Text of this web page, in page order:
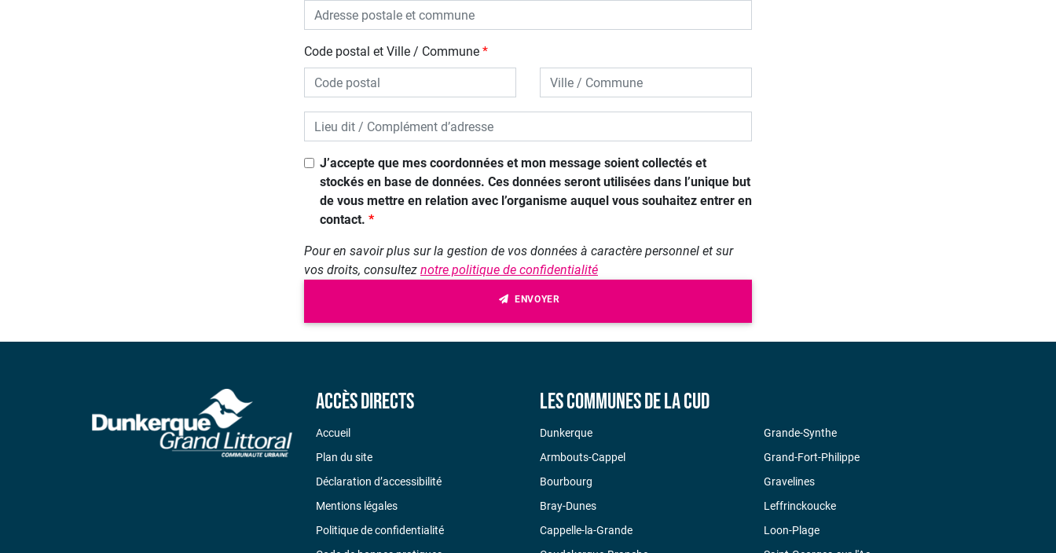
Code postal et Ville / Commune
J’accepte que mes coordonnées et mon message soient collectés et
stockés en base de données. Ces données seront utilisées dans l’unique but
de vous mettre en relation avec l’organisme auquel vous souhaitez entrer en
contact.
Pour en savoir plus sur la gestion de vos données à caractère personnel et sur
vos droits, consultez notre politique de confidentialité
ENVOYER
Accès directs
Accueil
Plan du site
Déclaration d’accessibilité
Mentions légales
Politique de confidentialité
Les communes de la CUD
Dunkerque
Armbouts-Cappel
Bourbourg
Bray-Dunes
Cappelle-la-Grande
Grande-Synthe
Grand-Fort-Philippe
Gravelines
Leffrinckoucke
Loon-Plage